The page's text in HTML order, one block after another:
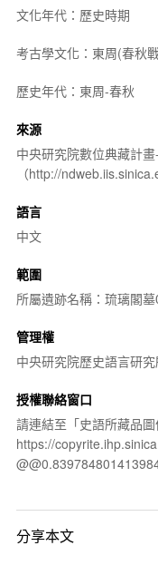
文化年代：歷史時期
考古學文化：東周(春秋
歷史年代：東周-春秋
來源
中央研究院數位典藏計
（http://
語言
中文
範圍
所屬遺跡名稱：琉璃閣
管理權
中央研究院歷史語言研
授權聯絡窗口
請連結至「史語所藏品
https://
分享本文